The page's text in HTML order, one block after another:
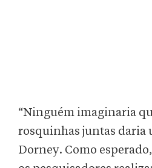
“Ninguém imaginaria
rosquinhas juntas daria
Dorney. Como